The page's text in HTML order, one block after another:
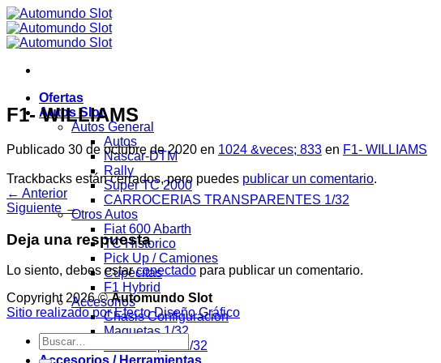
Saltar
al
contenido
Ofertas
Autos Slot
Autos General
Autos
Nascar-DTM
Rally
Super TC 2000
CARROCERIAS TRANSPARENTES 1/32
Otros Autos
Fiat 600 Abarth
TC Historico
Pick Up / Camiones
Cupecitas
F1 Hybrid
Accesorios
Chasis Configuracion
Maquetas 1/32
Slot Europeo 1/32
Accesorios / Herramientas
F1- WILLIAMS
Publicado 30 de octubre de 2020 en 1024 &veces; 833 en F1- WILLIAMS
Trackbacks están cerrados, pero puedes publicar un comentario.
← Anterior
Siguiente →
Deja una respuesta
Lo siento, debes estarconectado para publicar un comentario.
Copyright 2026 ©Automundo Slot
Sitio realizado por Efecto Diseño Gráfico
Buscar
por: